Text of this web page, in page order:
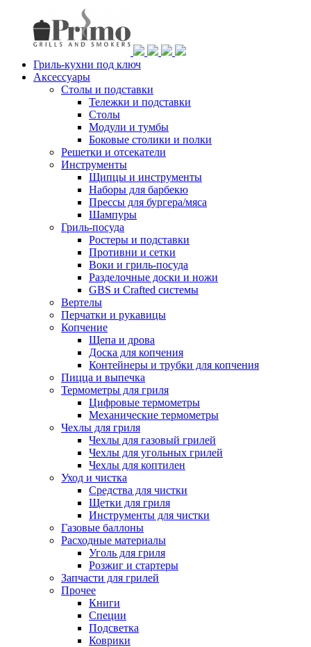
Гриль-кухни под ключ
Аксессуары
Столы и подставки
Тележки и подставки
Столы
Модули и тумбы
Боковые столики и полки
Решетки и отсекатели
Инструменты
Щипцы и инструменты
Наборы для барбекю
Прессы для бургера/мяса
Шампуры
Гриль-посуда
Ростеры и подставки
Противни и сетки
Воки и гриль-посуда
Разделочные доски и ножи
GBS и Crafted системы
Вертелы
Перчатки и рукавицы
Копчение
Щепа и дрова
Доска для копчения
Контейнеры и трубки для копчения
Пицца и выпечка
Термометры для гриля
Цифровые термометры
Механические термометры
Чехлы для гриля
Чехлы для газовый грилей
Чехлы для угольных грилей
Чехлы для коптилен
Уход и чистка
Средства для чистки
Щетки для гриля
Инструменты для чистки
Газовые баллоны
Расходные материалы
Уголь для гриля
Розжиг и стартеры
Запчасти для грилей
Прочее
Книги
Специи
Подсветка
Коврики